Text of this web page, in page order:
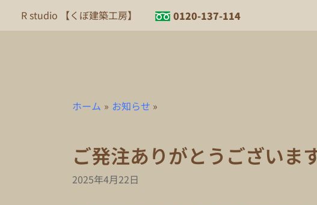
R studio 【くぼ建築工房】 0120-137-114
ホーム お知らせ
ご発注ありがとうございま
2025年4月22日